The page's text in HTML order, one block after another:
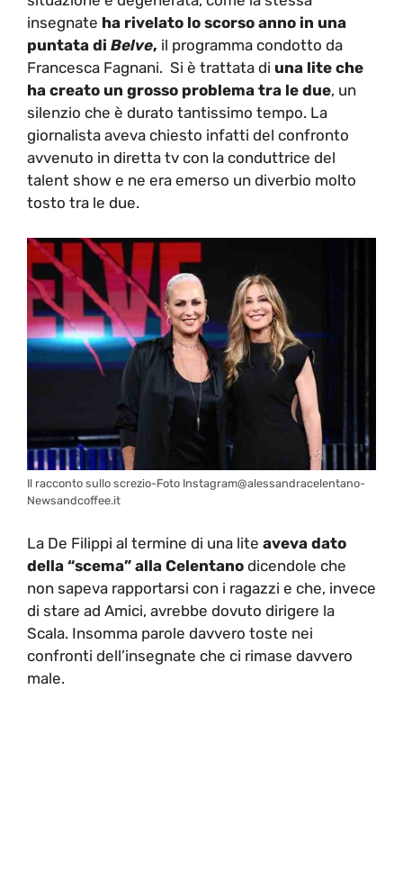
insegnate ha rivelato lo scorso anno in una
puntata di Belve, il programma condotto da
Francesca Fagnani. Si è trattata di una lite che
ha creato un grosso problema tra le due, un
silenzio che è durato tantissimo tempo. La
giornalista aveva chiesto infatti del confronto
avvenuto in diretta tv con la conduttrice del
talent show e ne era emerso un diverbio molto
tosto tra le due.
Il racconto sullo screzio-Foto Instagram@alessandracelentano-
Newsandcoffee.it
La De Filippi al termine di una lite aveva dato
della “scema” alla Celentano dicendole che
non sapeva rapportarsi con i ragazzi e che, invece
di stare ad Amici, avrebbe dovuto dirigere la
Scala. Insomma parole davvero toste nei
confronti dell’insegnate che ci rimase davvero
male.